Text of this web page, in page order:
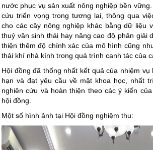
nước phục vụ sản xuất nông nghiệp bền
cứu triển vọng trong tương lai, thông qua
cho các cây nông nghiệp khác bằng dữ liệu
thuỷ văn sinh thái hay nâng cao độ phân giải
thiện thêm độ chính xác của mô hình cũng
thải khí nhà kính trong quá trình canh tác của
Hội đồng đã thống nhất kết quả của nhiệm
hạn và đạt yêu cầu về mặt khoa học, nhất
nghiên cứu và hoàn thiện theo các ý kiến
hội đồng.
Một số hình ảnh tại Hội đồng nghiệm thu: